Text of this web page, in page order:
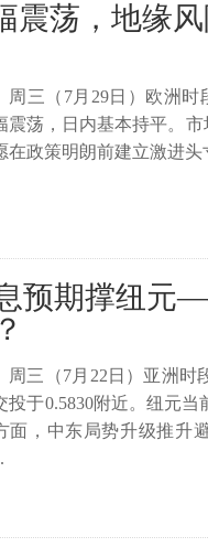
震荡，地缘
周三（7月29日）欧洲时
震荡，日内基本持平。
在政策明朗前建立激进
预期撑纽元
周三（7月22日）亚洲时
投于0.5830附近。纽元
面，中东局势升级推升